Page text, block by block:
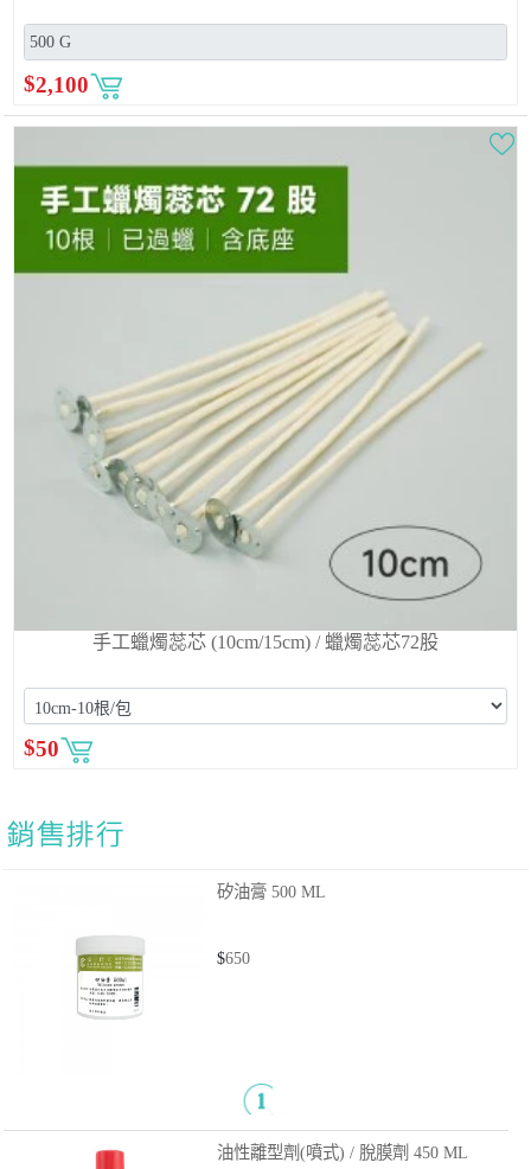
$2,100
手工蠟燭蕊芯 (10cm/15cm) / 蠟燭蕊芯72股
$50
矽油膏 500 ML
$650
油性離型劑(噴式) / 脫膜劑 450 ML